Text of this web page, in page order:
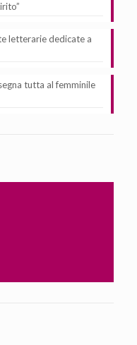
letterarie dedicate a
tutta al femminile